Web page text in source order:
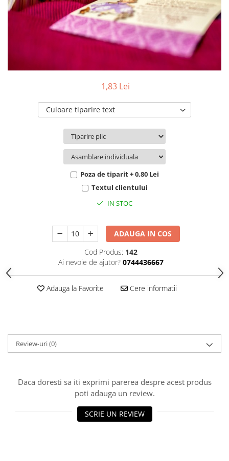
Pachete marturii
Pungi si cutii prajituri
Sticle si borcane
Cutii flori de hartie
Cutii flori de sapun
2020 Craciun si Anul Nou
2021 Crăciun
HOME & OFFICE Deco
1,83 Lei
Culoare tiparire text
Poza de tiparit + 0,80 Lei
Textul clientului
IN STOC
ADAUGA IN COS
Cod Produs: 142
Ai nevoie de ajutor? 0744436667
Adauga la Favorite Cere informatii
Review-uri(0)
Daca doresti sa iti exprimi parerea despre acest produs
poti adauga un review.
SCRIE UN REVIEW